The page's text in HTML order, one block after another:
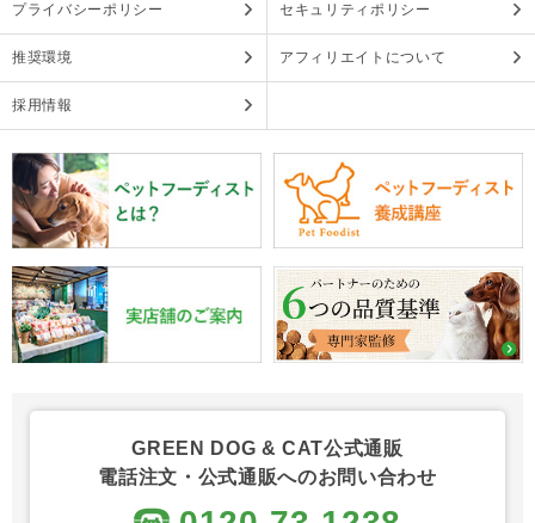
プライバシーポリシー セキュリティポリシー
推奨環境 アフィリエイトについて
採用情報
GREEN DOG & CAT公式通販
電話注文・公式通販へのお問い合わせ